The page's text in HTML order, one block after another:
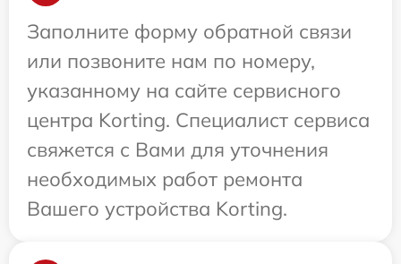
Заполните форму обратной связи
или позвоните нам по номеру,
указанному на сайте сервисного
центра Korting. Специалист сервиса
свяжется с Вами для уточнения
необходимых работ ремонта
Вашего устройства Korting.